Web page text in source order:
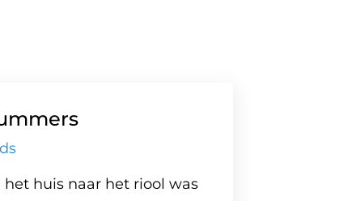
het huis naar het riool was